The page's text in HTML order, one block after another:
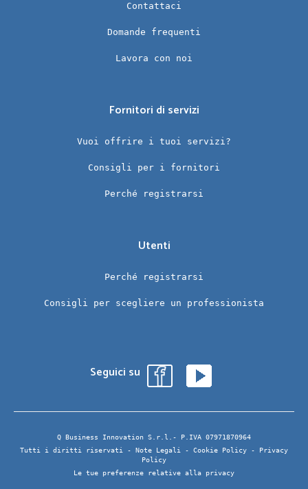
Contattaci
Domande frequenti
Lavora con noi
Fornitori di servizi
Vuoi offrire i tuoi servizi?
Consigli per i fornitori
Perché registrarsi
Utenti
Perché registrarsi
Consigli per scegliere un professionista
Seguici su
Q Business Innovation S.r.l.- P.IVA 07971870964
Tutti i diritti riservati - Note Legali - Cookie Policy -
Privacy
Policy
Le tue preferenze relative alla privacy